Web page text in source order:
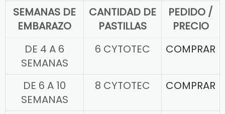
SEMANAS DE
EMBARAZO
CANTIDAD DE
PASTILLAS
PEDIDO /
PRECIO
DE 4 A 6
SEMANAS
6 CYTOTEC COMPRAR
DE 6 A 10
SEMANAS
8 CYTOTEC COMPRAR